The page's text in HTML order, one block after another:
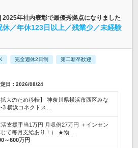
年社内表彰で最優秀拠点になりました
休／年休123日以上／残業少／未経験
完全週休2日制 第二新卒歓迎
日：2026/08/24
拡大のため移転】 神奈川県横浜市西区みな
3 横浜コネクトス…
支援手当1万円 月収例27万円 ＋インセン
て毎月支給あり！） ★物…
～600万円